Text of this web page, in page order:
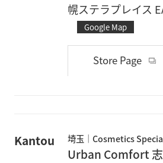
幌ステラプレイス
Google Map
Store Page
Kantou 埼玉 Cosmetics
Urban Comfort